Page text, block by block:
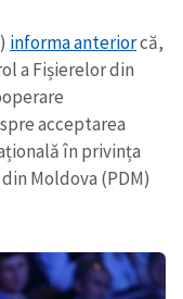
informa anteriorcă,
a Fișierelor din
acceptarea
în privința
Moldova (PDM)